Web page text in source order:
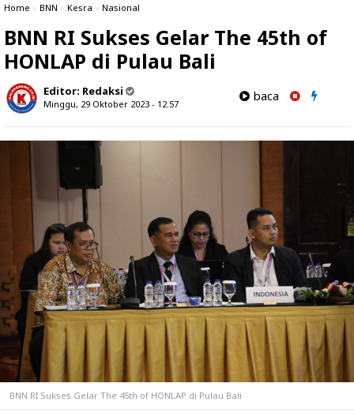
Home » BNN » Kesra » Nasional
BNN RI Sukses Gelar The 45th of
HONLAP di Pulau Bali
Editor: Redaksi
Minggu, 29 Oktober 2023 - 12.57
baca
BNN RI Sukses Gelar The 45th of HONLAP di Pulau Bali